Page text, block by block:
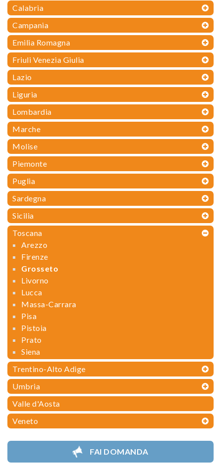
Calabria
Campania
Emilia Romagna
Friuli Venezia Giulia
Lazio
Liguria
Lombardia
Marche
Molise
Piemonte
Puglia
Sardegna
Sicilia
Toscana
Arezzo
Firenze
Grosseto
Livorno
Lucca
Massa-Carrara
Pisa
Pistoia
Prato
Siena
Trentino-Alto Adige
Umbria
Valle d'Aosta
Veneto
FAI DOMANDA